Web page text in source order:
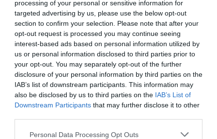
processing of your personal or sensitive information for
targeted advertising by us, please use the below opt-out
section to confirm your selection. Please note that after your
opt-out request is processed you may continue seeing
interest-based ads based on personal information utilized by
us or personal information disclosed to third parties prior to
your opt-out. You may separately opt-out of the further
disclosure of your personal information by third parties on the
IAB’s list of downstream participants. This information may
also be disclosed by us to third parties on the IAB’s List of
Downstream Participants that may further disclose it to other
Please note that this website/app uses one or more Google
Personal Data Processing Opt Outs
Megosztás: Facebook Twitter Pinterest
Címkék: szerelem,emlék,Valentin,rózsa,
megmentés
Korábbi bejegyzések Következő bejegyzés
HASONLÓ BEJEGYZÉSEK